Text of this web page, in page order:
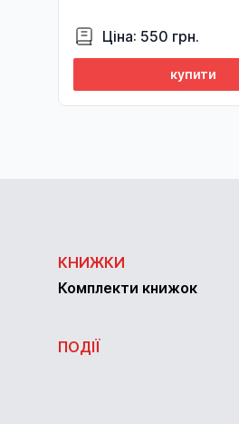
Ціна: 550 грн.
купити
КНИЖКИ
Комплекти книжок
ПОДІЇ